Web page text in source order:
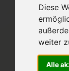
Diese
weiter
Alle